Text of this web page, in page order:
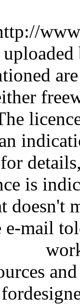
is
doesn't
e-mail